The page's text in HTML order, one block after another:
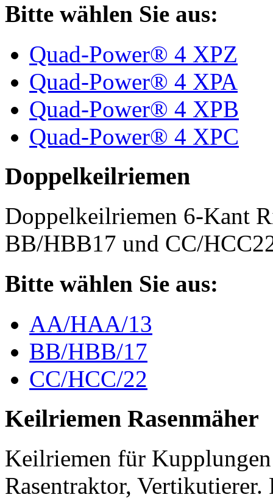
Bitte wählen Sie aus:
Quad-Power® 4 XPZ
Quad-Power® 4 XPA
Quad-Power® 4 XPB
Quad-Power® 4 XPC
Doppelkeilriemen
Doppelkeilriemen 6-Kant
BB/HBB17 und CC/
Bitte wählen Sie aus:
AA/HAA/13
BB/HBB/17
CC/HCC/22
Keilriemen Rasenmäher
Keilriemen für Kupplungen
Rasentraktor,